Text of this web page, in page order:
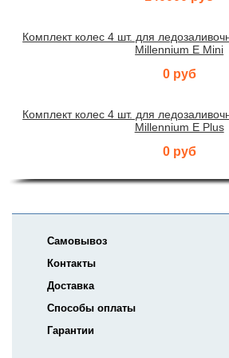
Комплект колес 4 шт. для
Millennium E Mini
0 руб
Комплект колес 4 шт. для
Millennium E Plus
0 руб
Самовывоз
Контакты
Доставка
Способы оплаты
Гарантии